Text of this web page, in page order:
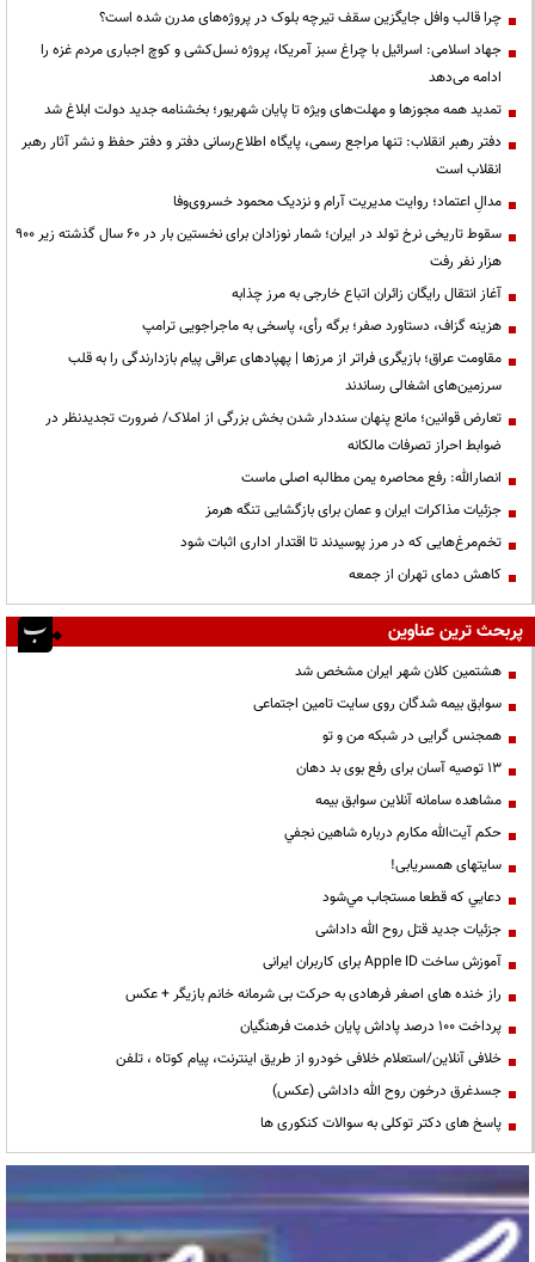
چرا قالب وافل جایگزین سقف تیرچه بلوک در پروژه‌های مدرن شده است؟
جهاد اسلامی: اسرائیل با چراغ سبز آمریکا، پروژه نسل‌کشی و کوچ اجباری مردم غزه را
ادامه می‌دهد
تمدید همه مجوزها و مهلت‌های ویژه تا پایان شهریور؛ بخشنامه جدید دولت ابلاغ شد
دفتر رهبر انقلاب: تنها مراجع رسمی، پایگاه اطلاع‌رسانی دفتر و دفتر حفظ و نشر آثار رهبر
انقلاب است
مدالِ اعتماد؛ روایت مدیریت آرام و نزدیک محمود خسروی‌وفا
سقوط تاریخی نرخ تولد در ایران؛ شمار نوزادان برای نخستین بار در ۶۰ سال گذشته زیر ۹۰۰
هزار نفر رفت
آغاز انتقال رایگان زائران اتباع خارجی به مرز چذابه
هزینه گزاف، دستاورد صفر؛ برگه رأی، پاسخی به ماجراجویی ترامپ
مقاومت عراق؛ بازیگری فراتر از مرزها | پهپادهای عراقی پیام بازدارندگی را به قلب
سرزمین‌های اشغالی رساندند
تعارض قوانین؛ مانع پنهان سنددار شدن بخش بزرگی از املاک/ ضرورت تجدیدنظر در
ضوابط احراز تصرفات مالکانه
انصارالله: رفع محاصره یمن مطالبه اصلی ماست
جزئیات مذاکرات ایران و عمان برای بازگشایی تنگه هرمز
تخم‌مرغ‌هایی که در مرز پوسیدند تا اقتدار اداری اثبات شود
کاهش دمای تهران از جمعه
پربحث ترین عناوین
هشتمین کلان شهر ایران مشخص شد
سوابق بیمه شدگان روی سایت تامین اجتماعی
همجنس گرایی در شبکه من و تو
13 توصیه آسان برای رفع بوی بد دهان
مشاهده سامانه آنلاين سوابق بیمه
حكم آيت‌الله مكارم درباره شاهين نجفي
سایتهای همسریابی!
دعايي كه قطعا مستجاب مي‌شود
جزئیات جدید قتل روح الله داداشی
آموزش ساخت Apple ID برای کاربران ایرانی
راز خنده های اصغر فرهادی به حرکت بی شرمانه خانم بازیگر + عکس
پرداخت ۱۰۰ درصد پاداش پایان خدمت فرهنگیان
خلافی آنلاین/استعلام خلافی خودرو از طریق اینترنت، پیام کوتاه ، تلفن
جسدغرق درخون روح الله داداشی (عکس)
پاسخ های دکتر توکلی به سوالات کنکوری ها